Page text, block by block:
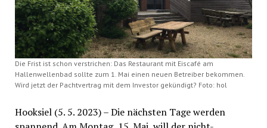
Die Frist ist schon verstrichen: Das Restaurant mit Eiscafé am
Hallenwellenbad sollte zum 1. Mai einen neuen Betreiber bekommen.
Wird jetzt der Pachtvertrag mit dem Investor gekündigt? Foto: hol
Hooksiel (5. 5. 2023) – Die nächsten Tage werden